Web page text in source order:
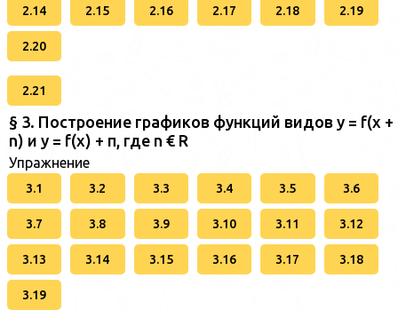
2.14 2.15 2.16 2.17 2.18 2.19
2.20
2.21
§ 3. Построение графиков функций видов у = f(x +
n) и у = f(x) + п, где n € R
Упражнение
3.1 3.2 3.3 3.4 3.5 3.6
3.7 3.8 3.9 3.10 3.11 3.12
3.13 3.14 3.15 3.16 3.17 3.18
3.19